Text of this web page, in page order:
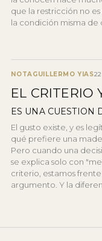
que la restricción no
la condición misma de
NOTAGUILLERMO YIAS
EL CRITERIO
ES UNA CUESTION
El gusto existe, y es
qué prefiere una
Pero cuando una
se explica solo con
criterio, estamos
argumento. Y la